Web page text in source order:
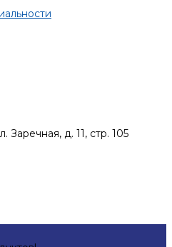
Заречная, д. 11, стр. 105